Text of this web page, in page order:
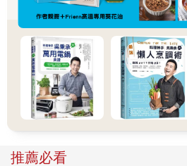
推薦必看